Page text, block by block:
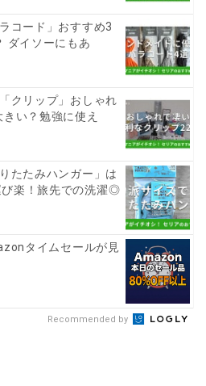
コード」おすすめ3
ダイソーにもあ
クリップ」おしゃれ
い？勉強に使え
たたみハンガー」は
楽！旅先での洗濯◎
タイムセールが見
Recommended by